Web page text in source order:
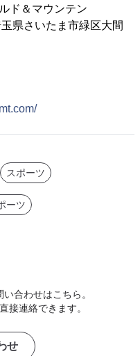
＆マウンテン
県さいたま市緑区大間
スポーツ
ーツ
合わせはこちら。
接連絡できます。
せ